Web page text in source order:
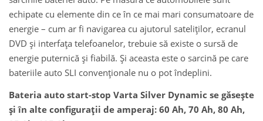
echipate cu elemente din ce în ce mai mari consumatoare de
energie – cum ar fi navigarea cu ajutorul sateliților, ecranul
DVD și interfața telefoanelor, trebuie să existe o sursă de
energie puternică și fiabilă. Și aceasta este o sarcină pe care
bateriile auto SLI convenționale nu o pot îndeplini.
Bateria auto start-stop Varta Silver Dynamic se găsește
și în alte configurații de amperaj: 60 Ah, 70 Ah, 80 Ah,